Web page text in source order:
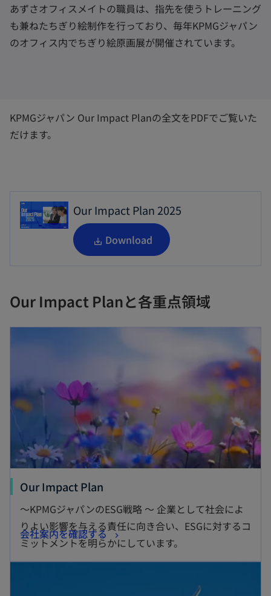
y
d
o
あずさオフィスメイトの職員は、指先を使うトレーニング
も兼ねたちぎり絵制作を行っており、毎年KPMGジャパン
のオフィス内でちぎり絵原画展が開催されています。
KPMGジャパン Our Impact Planの全文をPDFでご覧いた
だけます。
Our Impact Plan 2025
Download
新
し
ブ
で
Our Impact Planと各重点領域
Our Impact Plan
し
い
タ
～KPMGジャパンのESG戦略 ～ 企業として社会によ
りよい影響を与える責任に向き合い、ESGに対するコ
ミットメントを明らかにしています。
会社案内を確認する
新
し
い
新しいタブで開く
新しいタブで開く